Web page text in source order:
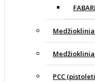
PCC